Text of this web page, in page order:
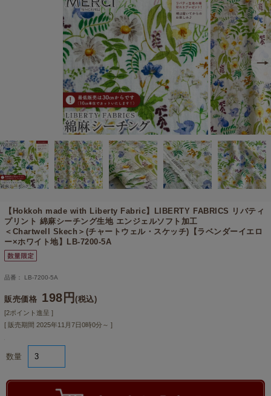
【Hokkoh made with Liberty Fabric】 LIBERTY FABRICS リバティ
プリント 綿麻シーチング生地 エンジェルソフト加工
＜Chartwell Skech＞(チャートウェル・スケッチ)【ラベンダーイエロ
ー×ホワイト地】LB-7200-5A
品番： LB-7200-5A
販売価格 198円(税込)
[2ポイント進呈 ]
[ 販売期間 2025年11月7日0時0分 ～ ]
数量